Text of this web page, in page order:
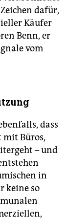
dafür,
Käufer
Benn, er
vom
dass
mit Büros,
– und
in
keine so